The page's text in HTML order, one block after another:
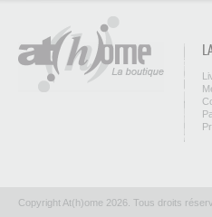
Copyright At(h)ome 2026. Tous droits